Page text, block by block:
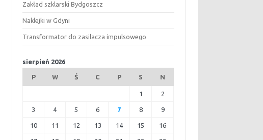
Zakład szklarski Bydgoszcz
Naklejki w Gdyni
Transformator do zasilacza impulsowego
sierpień 2026
P W Ś C P S N
1 2
3 4 5 6 7 8 9
10 11 12 13 14 15 16